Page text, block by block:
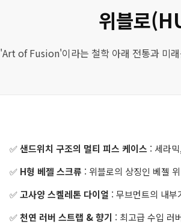
위블로
'Art of Fusion'이라는 철학 아래 전통과 미
✅샌드위치 구조의 멀티 피스 케이스 : 세라
✅ H형 베젤 스크류 : 위블로의 상징인 베젤
✅고사양 스켈레톤 다이얼 : 무브먼트의 내
✅천연 러버 스트랩 & 향기 : 최고급 수입 러